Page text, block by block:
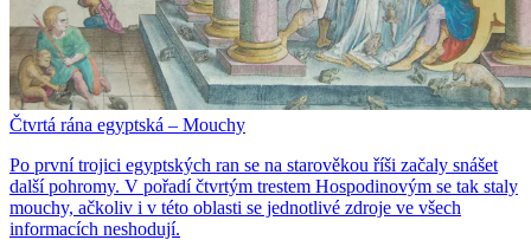
Čtvrtá rána egyptská – Mouchy
Po první trojici egyptských ran se na starověkou říši začaly snášet
další pohromy. V pořadí čtvrtým trestem Hospodinovým se tak staly
mouchy, ačkoliv i v této oblasti se jednotlivé zdroje ve všech
informacích neshodují.